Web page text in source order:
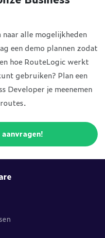
alle mogelijkheden
een demo plannen zodat
hoe RouteLogic werkt
gebruiken? Plan een
Developer je meenemen